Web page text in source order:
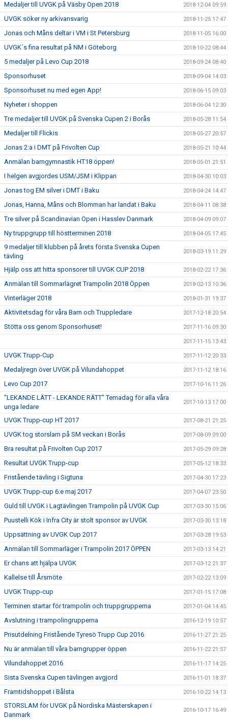
Medaljer till UVGK på Väsby Open 2018 2018-12-04 09:59
UVGK söker ny arkivansvarig 2018-11-25 17:47
Jonas och Måns deltar i VM i St Petersburg 2018-11-05 16:00
UVGK´s fina resultat på NM i Göteborg 2018-10-22 08:44
5 medaljer på Levo Cup 2018 2018-09-24 08:40
Sponsorhuset 2018-09-04 14:03
Sponsorhuset nu med egen App! 2018-06-15 09:03
Nyheter i shoppen 2018-06-04 12:30
Tre medaljer till UVGK på Svenska Cupen 2 i Borås 2018-05-28 11:54
Medaljer till Flickis 2018-05-27 20:57
Jonas 2:a i DMT på Frivolten Cup 2018-05-21 10:44
Anmälan barngymnastik HT18 öppen! 2018-05-01 21:51
I helgen avgjordes USM/JSM i Klippan 2018-04-30 10:03
Jonas tog EM silver i DMT i Baku 2018-04-24 14:47
Jonas, Hanna, Måns och Blomman har landat i Baku 2018-04-11 08:38
Tre silver på Scandinavian Open i Hasslev Danmark 2018-04-09 09:07
Ny truppgrupp till höstterminen 2018 2018-04-05 17:45
9 medaljer till klubben på årets första Svenska Cupen
tävling
2018-03-19 11:29
Hjälp oss att hitta sponsorer till UVGK CUP 2018 2018-02-22 17:36
Anmälan till Sommarlägret Trampolin 2018 Öppen 2018-02-13 10:36
Vinterläger 2018 2018-01-31 19:37
Aktivitetsdag för våra Barn och Truppledare 2017-12-18 20:54
Stötta oss genom Sponsorhuset! 2017-11-16 09:30
2017-11-15 13:43
UVGK Trupp-Cup 2017-11-12 20:33
Medaljregn över UVGK på Vilundahoppet 2017-11-12 18:16
Levo Cup 2017 2017-10-16 11:26
"LEKANDE LÄTT - LEKANDE RÄTT" Temadag för alla våra
unga ledare
2017-10-13 17:00
UVGK Trupp-cup HT 2017 2017-08-21 21:25
UVGK tog storslam på SM veckan i Borås 2017-08-09 09:00
Bra resultat på Frivolten Cup 2017 2017-05-29 09:28
Resultat UVGK Trupp-cup 2017-05-12 18:33
Fristående tävling i Sigtuna 2017-04-30 17:23
UVGK Trupp-cup 6:e maj 2017 2017-04-07 23:50
Guld till UVGK i Lagtävlingen Trampolin på UVGK Cup 2017-03-30 15:06
Puustelli Kök i Infra City är stolt sponsor av UVGK 2017-03-30 13:18
Uppsättning av UVGK Cup 2017 2017-03-28 19:53
Anmälan till Sommarläger i Trampolin 2017 ÖPPEN 2017-03-13 14:21
Er chans att hjälpa UVGK 2017-03-12 21:37
Kallelse till Årsmöte 2017-02-22 13:09
UVGK Trupp-cup 2017-01-15 17:08
Terminen startar för trampolin och truppgrupperna 2017-01-04 14:45
Avslutning i trampolingrupperna 2016-12-19 10:57
Prisutdelning Fristående Tyresö Trupp Cup 2016 2016-11-27 21:25
Nu är anmälan till våra barngrupper öppen 2016-11-22 21:57
Vilundahoppet 2016 2016-11-17 14:25
Sista Svenska Cupen tävlingen avgjord 2016-11-01 18:37
Framtidshoppet i Bålsta 2016-10-22 14:13
STORSLAM för UVGK på Nordiska Mästerskapen i
Danmark
2016-10-17 16:49